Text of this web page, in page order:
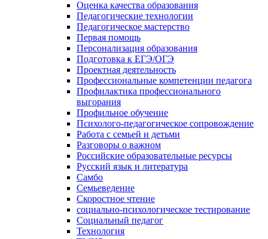
Оценка качества образования
Педагогические технологии
Педагогическое мастерство
Первая помощь
Персонализация образования
Подготовка к ЕГЭ/ОГЭ
Проектная деятельность
Профессиональные компетенции педагога
Профилактика профессионального
выгорания
Профильное обучение
Психолого-педагогическое сопровождение
Работа с семьей и детьми
Разговоры о важном
Российские образовательные ресурсы
Русский язык и литература
Самбо
Семьеведение
Скоростное чтение
социально-психологическое тестирование
Социальный педагог
Технология